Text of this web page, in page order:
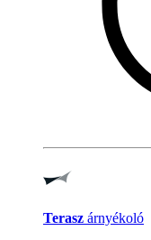
Terasz árnyékoló